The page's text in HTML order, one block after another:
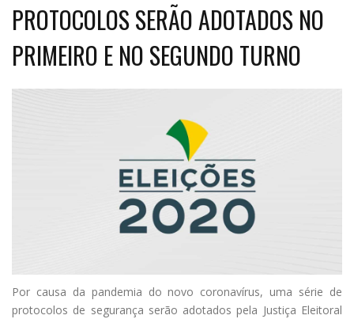
PROTOCOLOS SERÃO ADOTADOS NO
PRIMEIRO E NO SEGUNDO TURNO
Por causa da pandemia do novo coronavírus, uma série de
protocolos de segurança serão adotados pela Justiça Eleitoral